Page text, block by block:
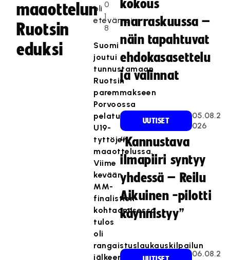
maaottelun
Ruotsin
eduksi
0
1
8
oli
etevämpi.
Suomi
joutui
tunnustamaan
Ruotsin
paremmakseen
Porvoossa
pelatussa
U19-
tyttöjen
maaottelussa.
Viime
kevään
MM-
finalistien
kohtaamisessa
tulos
oli
rangaistuslaukauskilpailun
jälkeen
kokous
marraskuussa –
näin tapahtuvat
ehdokasasettelu
ja valinnat
UUTISET
05.08.2
026
“Kannustava
ilmapiiri syntyy
yhdessä – Reilu
Aikuinen -pilotti
käynnistyy”
06.08.2